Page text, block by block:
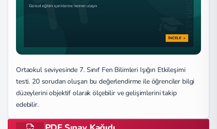
Ortaokul seviyesinde 7. Sınıf Fen Bilimleri Işığın Etkileşimi
testi. 20 sorudan oluşan bu değerlendirme ile öğrenciler bilgi
düzeylerini objektif olarak ölçebilir ve gelişimlerini takip
edebilir.